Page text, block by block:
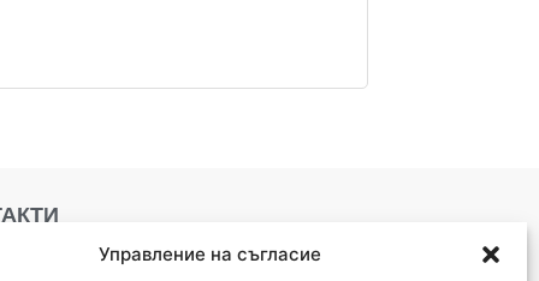
Управление на съгласие
Загора, ул."Цар